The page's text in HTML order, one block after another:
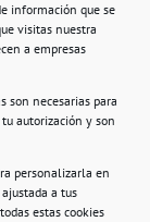
información que se
visitas nuestra
a empresas
son necesarias para
autorización y son
personalizarla en
a tus
estas cookies